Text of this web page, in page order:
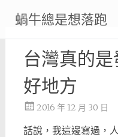
content
蝸牛總是想落跑
台灣真的
好地方
2016 年 12 月 30 日
話說，我這邊寫過，